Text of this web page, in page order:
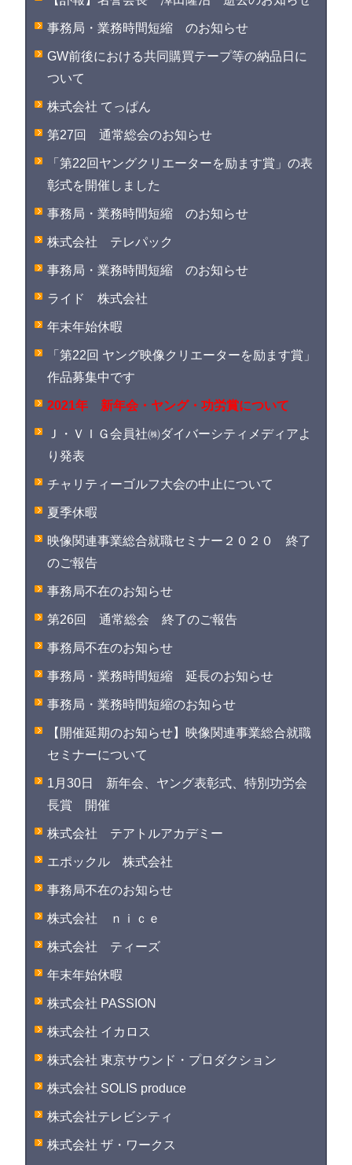
事務局・業務時間短縮 のお知らせ
GW前後における共同購買テープ等の納品日に
ついて
株式会社 てっぱん
第27回 通常総会のお知らせ
「第22回ヤングクリエーターを励ます賞」の表
彰式を開催しました
事務局・業務時間短縮 のお知らせ
株式会社 テレパック
事務局・業務時間短縮 のお知らせ
ライド 株式会社
年末年始休暇
「第22回 ヤング映像クリエーターを励ます賞」
作品募集中です
2021年 新年会・ヤング・功労賞について
Ｊ・ＶＩＧ会員社㈱ダイバーシティメディアよ
り発表
チャリティーゴルフ大会の中止について
夏季休暇
映像関連事業総合就職セミナー２０２０ 終了
のご報告
事務局不在のお知らせ
第26回 通常総会 終了のご報告
事務局不在のお知らせ
事務局・業務時間短縮 延長のお知らせ
事務局・業務時間短縮のお知らせ
【開催延期のお知らせ】映像関連事業総合就職
セミナーについて
1月30日 新年会、ヤング表彰式、特別功労会
長賞 開催
株式会社 テアトルアカデミー
エポックル 株式会社
事務局不在のお知らせ
株式会社 ｎｉｃｅ
株式会社 ティーズ
年末年始休暇
株式会社 PASSION
株式会社 イカロス
株式会社 東京サウンド・プロダクション
株式会社 SOLIS produce
株式会社テレビシティ
株式会社 ザ・ワークス